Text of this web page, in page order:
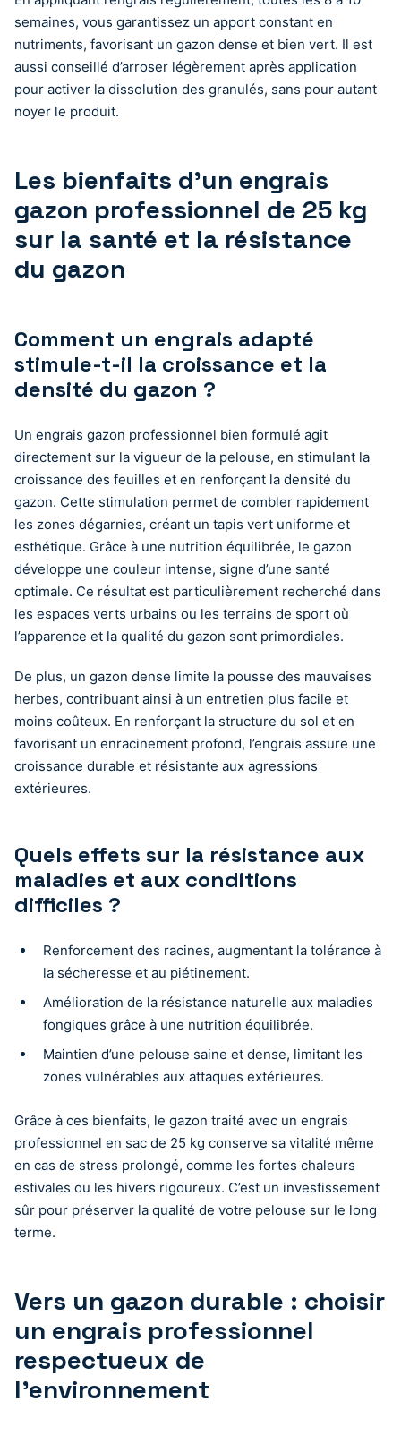
semaines, vous garantissez un apport constant en
nutriments, favorisant un gazon dense et bien vert. Il est
aussi conseillé d’arroser légèrement après application
pour activer la dissolution des granulés, sans pour autant
noyer le produit.
Les bienfaits d’un engrais
gazon professionnel de 25 kg
sur la santé et la résistance
du gazon
Comment un engrais adapté
stimule-t-il la croissance et la
densité du gazon ?
Un engrais gazon professionnel bien formulé agit
directement sur la vigueur de la pelouse, en stimulant la
croissance des feuilles et en renforçant la densité du
gazon. Cette stimulation permet de combler rapidement
les zones dégarnies, créant un tapis vert uniforme et
esthétique. Grâce à une nutrition équilibrée, le gazon
développe une couleur intense, signe d’une santé
optimale. Ce résultat est particulièrement recherché dans
les espaces verts urbains ou les terrains de sport où
l’apparence et la qualité du gazon sont primordiales.
De plus, un gazon dense limite la pousse des mauvaises
herbes, contribuant ainsi à un entretien plus facile et
moins coûteux. En renforçant la structure du sol et en
favorisant un enracinement profond, l’engrais assure une
croissance durable et résistante aux agressions
extérieures.
Quels effets sur la résistance aux
maladies et aux conditions
difficiles ?
Renforcement des racines, augmentant la tolérance à
la sécheresse et au piétinement.
Amélioration de la résistance naturelle aux maladies
fongiques grâce à une nutrition équilibrée.
Maintien d’une pelouse saine et dense, limitant les
zones vulnérables aux attaques extérieures.
Grâce à ces bienfaits, le gazon traité avec un engrais
professionnel en sac de 25 kg conserve sa vitalité même
en cas de stress prolongé, comme les fortes chaleurs
estivales ou les hivers rigoureux. C’est un investissement
sûr pour préserver la qualité de votre pelouse sur le long
terme.
Vers un gazon durable : choisir
un engrais professionnel
respectueux de
l’environnement